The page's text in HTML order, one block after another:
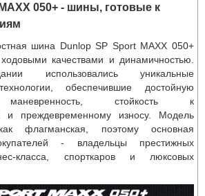
050+ - шины, готовые к
шина Dunlop SP Sport MAXX 050+
качествами и динамичностью.
использовались уникальные
обеспечившие достойную
маневренность, стойкость к
и преждевременному износу. Модель
флагманская, поэтому основная
- владельцы престижных
класса, спорткаров и люксовых